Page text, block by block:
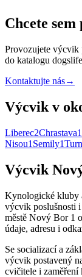
Chcete
Provozujete výcvik
do katalogu
Kontaktujte nás→
Výcvik v
Liberec2Chrastava1
Nisou1 Semily1
Výcvik
Kynologické kluby
výcvik poslušnosti
městě Nový Bor 1
údaje, adresu i
Se socializací a
výcvik postavený
cvičitele i zaměření